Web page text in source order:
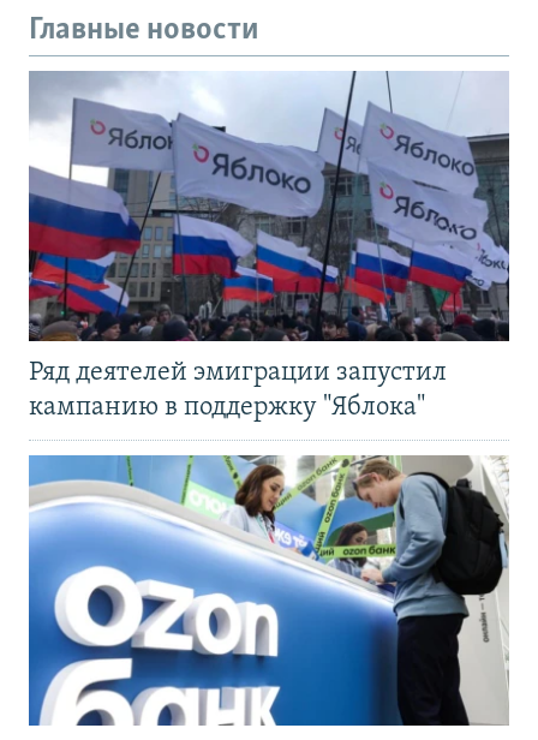
Главные новости
Ряд деятелей эмиграции запустил
кампанию в поддержку "Яблока"